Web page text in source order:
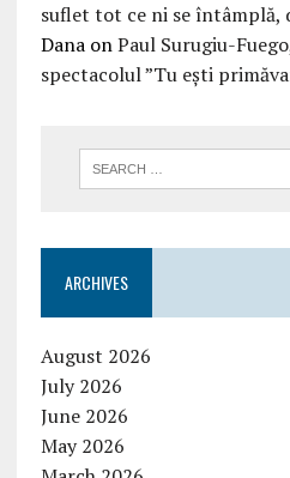
suflet tot ce ni se întâmplă,
DanaonPaul Surugiu-
spectacolul ”Tu ești
ARCHIVES
August 2026
July 2026
June 2026
May 2026